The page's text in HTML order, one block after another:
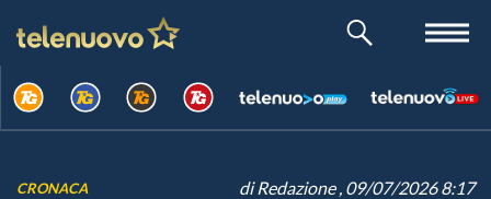
CRONACA diRedazione, 09/07/2026 8:17